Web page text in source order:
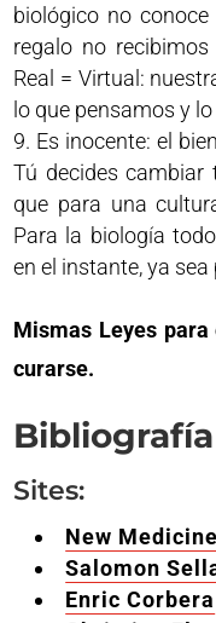
biológico no
regalo no
Real = Virtual:
lo que pensamos y
Es inocente: el
Tú decides cambiar
que para una
Para la biología
en el instante, ya
Mismas Leyes
curarse.
Bibliografía
Sites:
New Medicine
Salomon
Enric Corbera